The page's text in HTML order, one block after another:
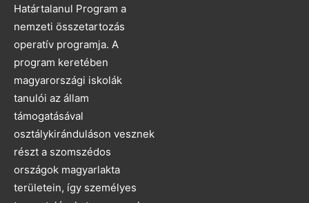
Határtalanul Program a
nemzeti összetartozás
operatív programja. A
program keretében
magyarországi iskolák
tanulói az állam
támogatásával
osztálykiránduláson vesznek
részt a szomszédos
országok magyarlakta
területein, így személyes